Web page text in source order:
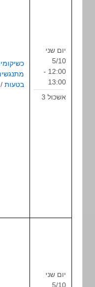
כשיקומים
מתנגשים…
בטעות
/ נטע